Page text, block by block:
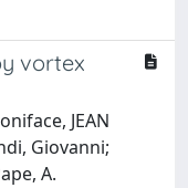
vortex
JEAN
Giovanni;
A.